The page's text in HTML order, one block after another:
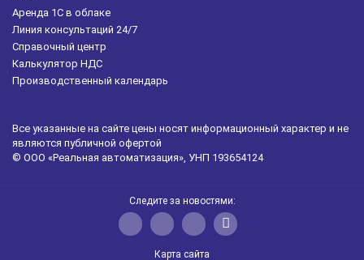
Аренда 1С в облаке
Линия консультаций 24/7
Справочный центр
Калькулятор НДС
Производственный календарь
Все указанные на сайте цены носят информационный характер и не
являются публичной офертой
© ООО «Реальная автоматизация», УНП 193654124
Следите за новостями:
Карта сайта